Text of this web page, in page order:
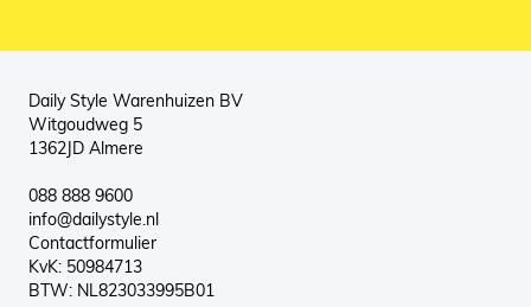
Daily Style Warenhuizen BV
Witgoudweg 5
1362JD Almere
088 888 9600
info@dailystyle.nl
Contactformulier
KvK: 50984713
BTW: NL823033995B01